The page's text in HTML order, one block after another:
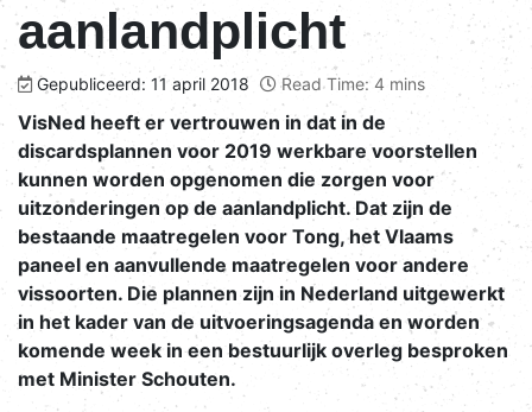
aanlandplicht
Gepubliceerd: 11 april 2018 Read Time: 4 mins
VisNed heeft er vertrouwen in dat in de
discardsplannen voor 2019 werkbare voorstellen
kunnen worden opgenomen die zorgen voor
uitzonderingen op de aanlandplicht. Dat zijn de
bestaande maatregelen voor Tong, het Vlaams
paneel en aanvullende maatregelen voor andere
vissoorten. Die plannen zijn in Nederland uitgewerkt
in het kader van de uitvoeringsagenda en worden
komende week in een bestuurlijk overleg besproken
met Minister Schouten.